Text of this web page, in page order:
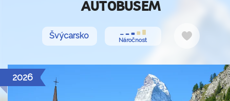
AUTOBUSEM
Švýcarsko Náročnost
Do
2026